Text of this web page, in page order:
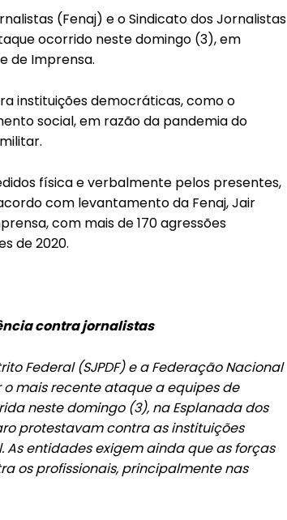
(Fenaj) e o Sindicato dos Jornalistas
ocorrido neste domingo (3), em
de Imprensa.
instituições democráticas, como o
social, em razão da pandemia do
física e verbalmente pelos presentes,
com levantamento da Fenaj, Jair
com mais de 170 agressões
de 2020.
contra jornalistas
Federal (SJPDF) e a Federação Nacional
o mais recente ataque a equipes de
neste domingo (3), na Esplanada dos
protestavam contra as instituições
entidades exigem ainda que as forças
os profissionais, principalmente nas